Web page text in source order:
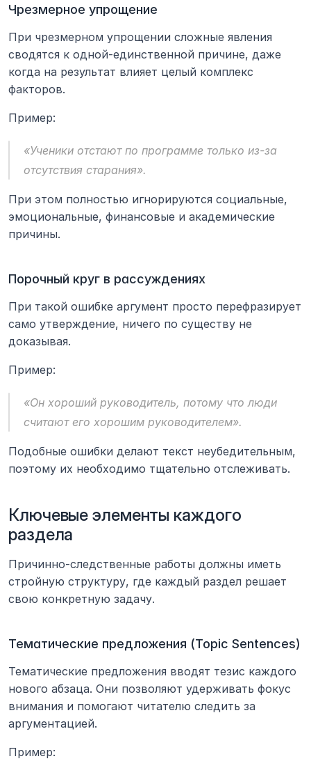
Чрезмерное упрощение
При чрезмерном упрощении сложные явления
сводятся к одной-единственной причине, даже
когда на результат влияет целый комплекс
факторов.
Пример:
«Ученики отстают по программе только из-за
отсутствия старания».
При этом полностью игнорируются социальные,
эмоциональные, финансовые и академические
причины.
Порочный круг в рассуждениях
При такой ошибке аргумент просто перефразирует
само утверждение, ничего по существу не
доказывая.
Пример:
«Он хороший руководитель, потому что люди
считают его хорошим руководителем».
Подобные ошибки делают текст неубедительным,
поэтому их необходимо тщательно отслеживать.
Ключевые элементы каждого
раздела
Причинно-следственные работы должны иметь
стройную структуру, где каждый раздел решает
свою конкретную задачу.
Тематические предложения (Topic Sentences)
Тематические предложения вводят тезис каждого
нового абзаца. Они позволяют удерживать фокус
внимания и помогают читателю следить за
аргументацией.
Пример: